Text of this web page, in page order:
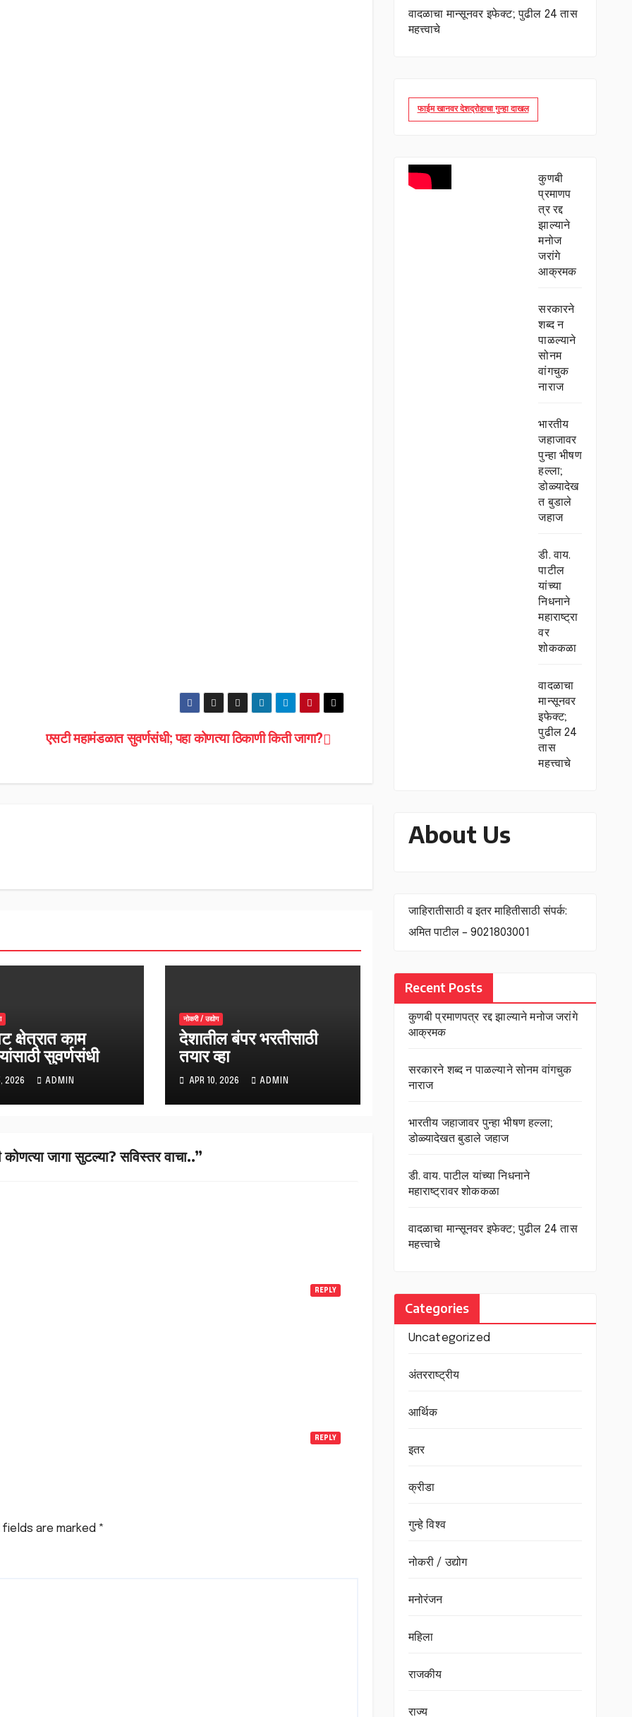
एसटी महामंडळात सुवर्णसंधी; पहा कोणत्या ठिकाणी किती जागा?
क्षेत्रात काम
सुवर्णसंधी
2026 ADMIN
नोकरी / उद्योग
देशातील बंपर भरतीसाठी
तयार व्हा
APR 10, 2026 ADMIN
जागा सुटल्या? सविस्तर वाचा..”
REPLY
REPLY
fields are marked *
वादळाचा मान्सूनवर इफेक्ट; पुढील 24 तास
महत्त्वाचे
फाईम खानवर देशद्रोहाचा गुन्हा दाखल
कुणबी
प्रमाणप
त्र रद्द
झाल्याने
मनोज
जरांगे
आक्रमक
सरकारने
शब्द न
पाळल्याने
सोनम
वांगचुक
नाराज
भारतीय
जहाजावर
पुन्हा भीषण
हल्ला;
डोळ्यादेख
त बुडाले
जहाज
डी. वाय.
पाटील
यांच्या
निधनाने
महाराष्ट्रा
वर
शोककळा
वादळाचा
मान्सूनवर
इफेक्ट;
पुढील 24
तास
महत्त्वाचे
About Us
जाहिरातीसाठी व इतर माहितीसाठी संपर्क:
अमित पाटील – 9021803001
Recent Posts
कुणबी प्रमाणपत्र रद्द झाल्याने मनोज जरांगे
आक्रमक
सरकारने शब्द न पाळल्याने सोनम वांगचुक
नाराज
भारतीय जहाजावर पुन्हा भीषण हल्ला;
डोळ्यादेखत बुडाले जहाज
डी. वाय. पाटील यांच्या निधनाने
महाराष्ट्रावर शोककळा
वादळाचा मान्सूनवर इफेक्ट; पुढील 24 तास
महत्त्वाचे
Categories
Uncategorized
अंतरराष्ट्रीय
आर्थिक
इतर
क्रीडा
गुन्हे विश्व
नोकरी / उद्योग
मनोरंजन
महिला
राजकीय
राज्य